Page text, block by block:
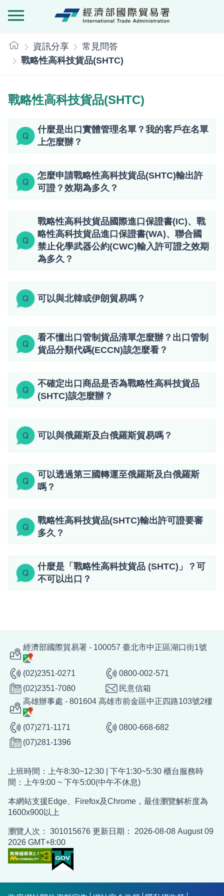
::: 資訊分享
常見問答
戰略性高科技貨品(SHTC)
戰略性高科技貨品(SHTC)
什麼是出口實體管理名單？我的客戶在名單
上怎麼辦？
怎麼申請戰略性高科技貨品(SHTC)輸出許
可證？效期為多久？
戰略性高科技貨品國際進口保證書(IC)、戰
略性高科技貨品進口保證書(WA)、聯合國
禁止化學武器公約(CWC)輸入許可證之效期
為多久？
可以與北韓或伊朗貿易嗎？
看不懂出口管制貨品清單怎麼辦？出口管制
貨品分類代碼(ECCN)該怎麼看？
不確定出口商品是否為戰略性高科技貨品
(SHTC)該怎麼辦？
可以與俄羅斯及白俄羅斯貿易嗎？
可以透過第三國轉運至俄羅斯及白俄羅斯
嗎？
戰略性高科技貨品(SHTC)輸出許可證要審
多久？
什麼是「戰略性高科技貨品 (SHTC)」？可
不可以出口？
經濟部國際貿易署 - 100057 臺北市中正區湖口街1號
(02)2351-0271
0800-002-571
(02)2351-7080
民意信箱
高雄辦事處 - 801604 高雄市前金區中正四路103號2樓
(07)271-1171
0800-668-682
(07)281-1396
上班時間：上午8:30~12:30 | 下午1:30~5:30 櫃台服務時
間：上午9:00 ~ 下午5:00(中午不休息)
本網站支援Edge、Firefox及Chrome，最佳瀏覽解析度為
1600x900以上
瀏覽人次： 301015676 更新日期： 2026-08-08 August 09
2026 GMT+8:00